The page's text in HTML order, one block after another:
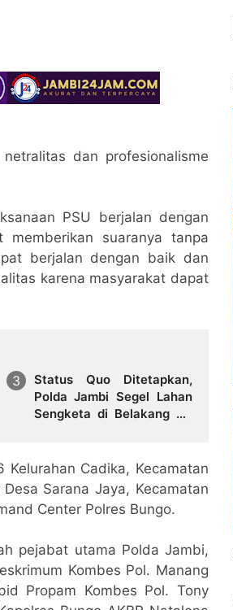
dan profesionalisme
PSU berjalan dengan
suaranya tanpa
berjalan dengan baik dan
karena masyarakat dapat
Status Quo Ditetapkan,
Polda Jambi Segel Lahan
Sengketa di Belakang RS
Cadika, Kecamatan
Sarana Jaya, Kecamatan
Center Polres Bungo.
pejabat utama Polda Jambi,
Kombes Pol. Manang
Propam Kombes Pol. Tony